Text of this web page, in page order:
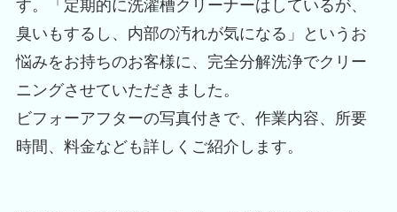
す。「定期的に洗濯槽クリーナーはしているが、
臭いもするし、内部の汚れが気になる」というお
悩みをお持ちのお客様に、完全分解洗浄でクリー
ニングさせていただきました。
ビフォーアフターの写真付きで、作業内容、所要
時間、料金なども詳しくご紹介します。